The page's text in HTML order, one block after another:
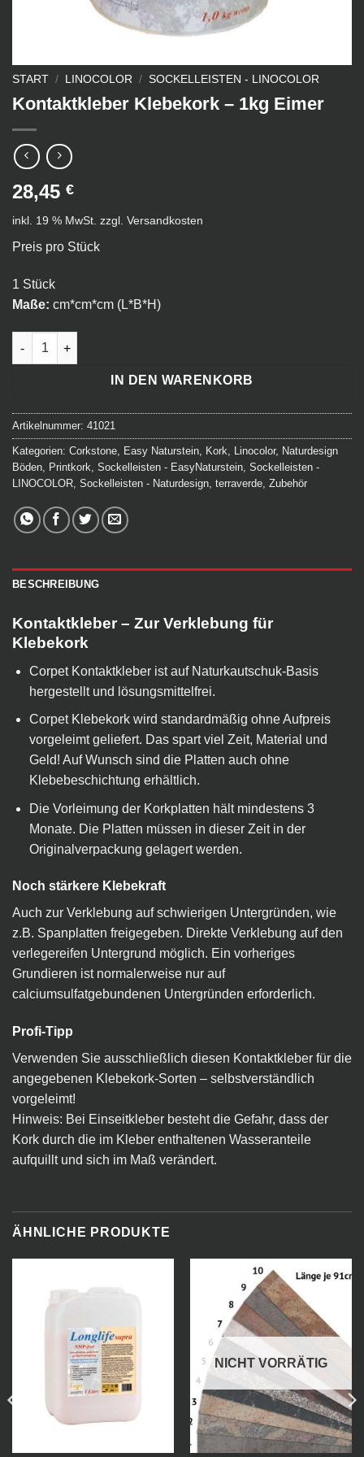
START / LINOCOLOR / SOCKELLEISTEN - LINOCOLOR
Kontaktkleber Klebekork – 1kg Eimer
28,45 €
inkl. 19 % MwSt. zzgl. Versandkosten
Preis pro Stück
1 Stück
Maße: cm*cm*cm (L*B*H)
Kontaktkleber Klebekork - 1kg Eimer Menge
IN DEN WARENKORB
Artikelnummer: 41021
Kategorien: Corkstone Easy Naturstein Kork Linocolor, Naturdesign
Böden
Printkork Sockelleisten - EasyNaturstein Sockelleisten -
LINOCOLOR Sockelleisten - Naturdesign terraverde Zubehör
BESCHREIBUNG
Kontaktkleber – Zur Verklebung für
Klebekork
Corpet Kontaktkleber ist auf Naturkautschuk-Basis
hergestellt und lösungsmittelfrei.
Corpet Klebekork wird standardmäßig ohne Aufpreis
vorgeleimt geliefert. Das spart viel Zeit, Material und
Geld! Auf Wunsch sind die Platten auch ohne
Klebebeschichtung erhältlich.
Die Vorleimung der Korkplatten hält mindestens 3
Monate. Die Platten müssen in dieser Zeit in der
Originalverpackung gelagert werden.
Noch stärkere Klebekraft
Auch zur Verklebung auf schwierigen Untergründen, wie
z.B. Spanplatten freigegeben. Direkte Verklebung auf den
verlegereifen Untergrund möglich. Ein vorheriges
Grundieren ist normalerweise nur auf
calciumsulfatgebundenen Untergründen erforderlich.
Profi-Tipp
Verwenden Sie ausschließlich diesen Kontaktkleber für die
angegebenen Klebekork-Sorten – selbstverständlich
vorgeleimt!
Hinweis: Bei Einseitkleber besteht die Gefahr, dass der
Kork durch die im Kleber enthaltenen Wasseranteile
aufquillt und sich im Maß verändert.
ÄHNLICHE PRODUKTE
NICHT VORRÄTIG